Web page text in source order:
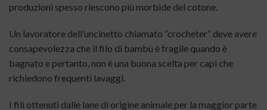
produzioni spesso riescono più morbide del cotone.
Un lavoratore dell’uncinetto chiamato “crocheter” deve avere
consapevolezza che il filo di bambù è fragile quando è
bagnato e pertanto, non è una buona scelta per capi che
richiedono frequenti lavaggi.
I fili ottenuti dalle lane di origine animale per la maggior parte